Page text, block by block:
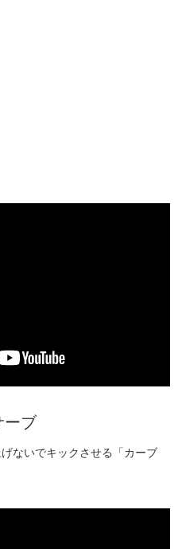
ーブ
ないでキックさせる「カーブ